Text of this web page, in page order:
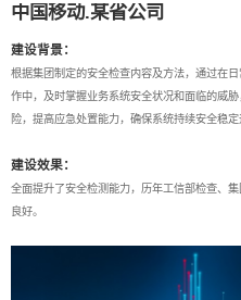
中国移动.某省公司
建设背景：
根据集团制定的安全检查内容及方法，通过在
作中，及时掌握业务系统安全状况和面临的威
险，提高应急处置能力，确保系统持续安全稳定
建设效果：
全面提升了安全检测能力，历年工信部检查、
良好。